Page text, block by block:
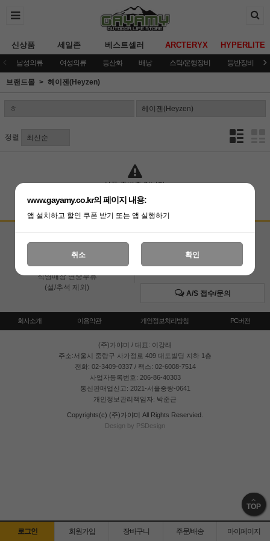
신상품 세일존 베스트셀러 ARCTERYX HYPERLITE
남성의류 여성의류 등산화 배낭 스틱/운행장비 등반장비
브랜드몰 헤이젠(Heyzen)
정렬
상품 준비중 입니다.
고객상담센터
온라인 : 02-3409-0337
직영매장 : 02-3409-0339
직영매장 연중무휴
(설/추석 제외)
입금계좌안내
국민은행 051001-04-100255
A/S 접수/문의
회사소개 이용약관 개인정보처리방침 PC버전
(주)가야미 / 대표: 이강래
주소:서울시 중랑구 사가정로 409 대도빌딩 지하 1층
전화: 02-3409-0337 / 팩스: 02-6008-7514
사업자등록번호: 206-86-40303
통신판매업신고: 2021-서울중랑-0641
개인정보관리책임자: 박준근
Copyrights(c) (주)가야미 All Rights Reservied.
Design by PSDesign
TOP
로그인 회원가입 장바구니 주문/배송 마이페이지
www.gayamy.co.kr의 페이지 내용:
앱 설치하고 할인 쿠폰 받기 또는 앱 실행하기
취소 확인